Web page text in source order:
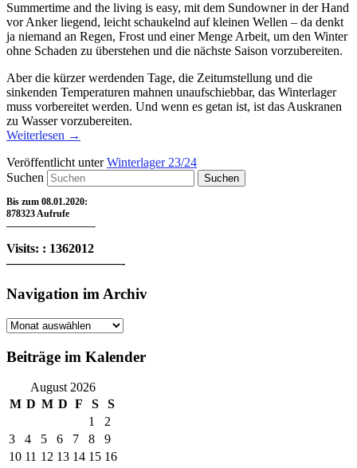
Summertime and the living is easy, mit dem Sundowner in der Hand
vor Anker liegend, leicht schaukelnd auf kleinen Wellen – da denkt
ja niemand an Regen, Frost und einer Menge Arbeit, um den Winter
ohne Schaden zu überstehen und die nächste Saison vorzubereiten.
Aber die kürzer werdenden Tage, die Zeitumstellung und die
sinkenden Temperaturen mahnen unaufschiebbar, das Winterlager
muss vorbereitet werden. Und wenn es getan ist, ist das Auskranen
zu Wasser vorzubereiten.
Weiterlesen →
Veröffentlicht unter Winterlager 23/24
Suchen
Bis zum 08.01.2020:
878323 Aufrufe
—————————-
Visits: : 1362012
—————————-
Navigation im Archiv
Navigation
Archiv
Beiträge im Kalender
August 2026
M D M D F S
S
1
2
3
4 5 6 7 8
9
10 11 12 13 14 15 16